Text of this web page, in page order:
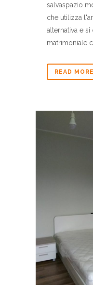
salvaspazio
che utilizza
alternativa e
matrimoniale
READ MORE